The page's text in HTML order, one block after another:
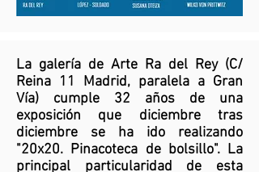
La galería de Arte Ra del Rey (C/
Reina 11 Madrid, paralela a Gran
Vía) cumple 32 años de una
exposición que diciembre tras
diciembre se ha ido realizando
"20x20. Pinacoteca de bolsillo". La
principal particularidad de esta